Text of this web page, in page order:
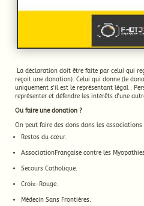
La déclaration doit être faite par celui qui
reçoit une donation). Celui qui donne (le
uniquement s'il est le représentant légal :
représenter et défendre les intérêts d'une
Ou faire une donation ?
On peut faire des dons dans les associations
Restos du cœur.
AssociationFrançaise contre les
Secours Catholique.
Croix-Rouge.
Médecin Sans Frontières.